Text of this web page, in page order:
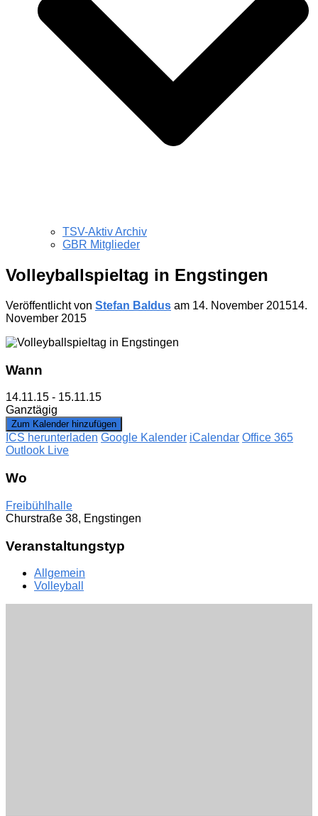
TSV-Aktiv Archiv
GBR Mitglieder
Volleyballspieltag in Engstingen
Veröffentlicht von Stefan Baldus am 14. November 201514.
November 2015
Wann
14.11.15 - 15.11.15
Ganztägig
Zum Kalender hinzufügen
ICS herunterladen Google Kalender iCalendar Office 365
Outlook Live
Wo
Freibühlhalle
Churstraße 38, Engstingen
Veranstaltungstyp
Allgemein
Volleyball